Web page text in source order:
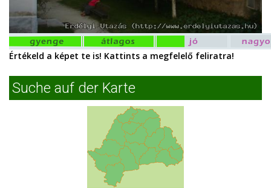
Értékeld a képet te is! Kattints a megfelelő feliratra!
Suche auf der Karte